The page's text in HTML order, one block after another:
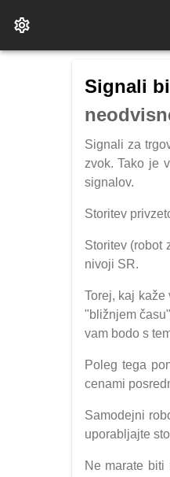
Signali
Signali za
zvok. Tako je
signalov.
Storitev
Storitev (robot
nivoji SR.
Torej, kaj
"bližnjem
vam bodo s
Poleg tega
cenami
Samodejni
uporabljajte
Ne marate